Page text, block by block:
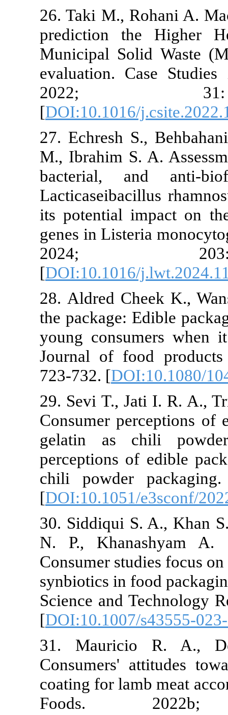
26. Taki M.,
prediction
Municipal
evaluation.
[
27. Echresh
M., Ibrahim
bacterial,
its potential
genes in
[
28. ‏Aldred Cheek K., Wansink B. Making it part of
the package:
young
Journal of
723-732. [
29. ‏Sevi T., Jati I. R. A., Tristanto N. A., Ristiarini S.
Consumer
gelatin as
perceptions
chili powder
[
30. Siddiqui
N. P.,
Consumer
synbiotics in
Science and
[
31.
Consumers'
coating for